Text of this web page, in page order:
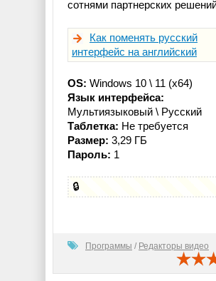
сотнями партнерских
Как поменять русский
интерфейс на английский
OS: Windows 10 \ 11 (x64)
Язык интерфейса:
Мультиязыковый \ Русский
Таблетка: Не требуется
Размер: 3,29 ГБ
Пароль: 1
🔒
Программы / Редакторы видео